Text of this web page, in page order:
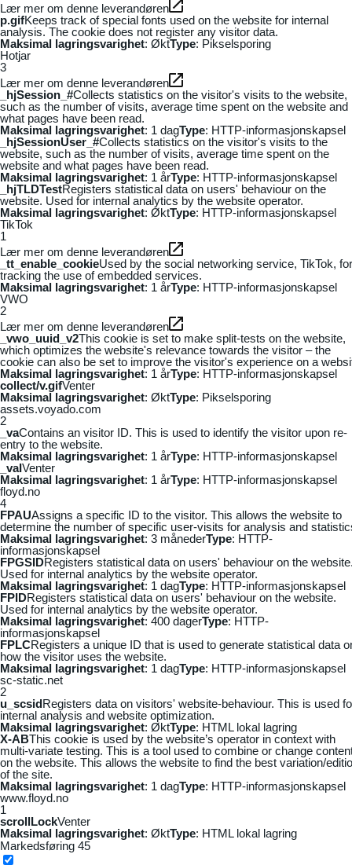
Lær mer om denne leverandøren
p.gifKeeps track of special fonts used on the website for internal
analysis. The cookie does not register any visitor data.
Maksimal lagringsvarighet: ØktType: Pikselsporing
Hotjar
3
Lær mer om denne leverandøren
_hjSession_#Collects statistics on the visitor's visits to the website,
such as the number of visits, average time spent on the website and
what pages have been read.
Maksimal lagringsvarighet: 1 dagType: HTTP-informasjonskapsel
_hjSessionUser_#Collects statistics on the visitor's visits to the
website, such as the number of visits, average time spent on the
website and what pages have been read.
Maksimal lagringsvarighet: 1 årType: HTTP-informasjonskapsel
_hjTLDTestRegisters statistical data on users' behaviour on the
website. Used for internal analytics by the website operator.
Maksimal lagringsvarighet: ØktType: HTTP-informasjonskapsel
TikTok
1
Lær mer om denne leverandøren
_tt_enable_cookieUsed by the social networking service, TikTok, for
tracking the use of embedded services.
Maksimal lagringsvarighet: 1 årType: HTTP-informasjonskapsel
VWO
2
Lær mer om denne leverandøren
_vwo_uuid_v2This cookie is set to make split-tests on the website,
which optimizes the website's relevance towards the visitor – the
cookie can also be set to improve the visitor's experience on a
Maksimal lagringsvarighet: 1 årType: HTTP-informasjonskapsel
collect/v.gifVenter
Maksimal lagringsvarighet: ØktType: Pikselsporing
assets.voyado.com
2
_vaContains an visitor ID. This is used to identify the visitor upon re-
entry to the website.
Maksimal lagringsvarighet: 1 årType: HTTP-informasjonskapsel
_vaIVenter
Maksimal lagringsvarighet: 1 årType: HTTP-informasjonskapsel
floyd.no
4
FPAUAssigns a specific ID to the visitor. This allows the website to
determine the number of specific user-visits for analysis and
Maksimal lagringsvarighet: 3 månederType: HTTP-
informasjonskapsel
FPGSIDRegisters statistical data on users' behaviour on the
Used for internal analytics by the website operator.
Maksimal lagringsvarighet: 1 dagType: HTTP-informasjonskapsel
FPIDRegisters statistical data on users' behaviour on the website.
Used for internal analytics by the website operator.
Maksimal lagringsvarighet: 400 dagerType: HTTP-
informasjonskapsel
FPLCRegisters a unique ID that is used to generate statistical data
how the visitor uses the website.
Maksimal lagringsvarighet: 1 dagType: HTTP-informasjonskapsel
sc-static.net
2
u_scsidRegisters data on visitors' website-behaviour. This is used
internal analysis and website optimization.
Maksimal lagringsvarighet: ØktType: HTML lokal lagring
X-ABThis cookie is used by the website’s operator in context with
multi-variate testing. This is a tool used to combine or change
on the website. This allows the website to find the best variation/
of the site.
Maksimal lagringsvarighet: 1 dagType: HTTP-informasjonskapsel
www.floyd.no
1
scrollLockVenter
Maksimal lagringsvarighet: ØktType: HTML lokal lagring
Markedsføring 45